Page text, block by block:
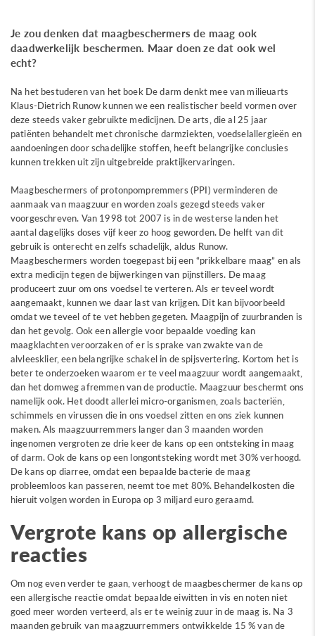
Je zou denken dat maagbeschermers de maag ook
daadwerkelijk beschermen. Maar doen ze dat ook wel
echt?
Na het bestuderen van het boek De darm denkt mee van milieuarts
Klaus-Dietrich Runow kunnen we een realistischer beeld vormen over
deze steeds vaker gebruikte medicijnen. De arts, die al 25 jaar
patiënten behandelt met chronische darmziekten, voedselallergieën en
aandoeningen door schadelijke stoffen, heeft belangrijke conclusies
kunnen trekken uit zijn uitgebreide praktijkervaringen.
Maagbeschermers of protonpompremmers (PPI) verminderen de
aanmaak van maagzuur en worden zoals gezegd steeds vaker
voorgeschreven. Van 1998 tot 2007 is in de westerse landen het
aantal dagelijks doses vijf keer zo hoog geworden. De helft van dit
gebruik is onterecht en zelfs schadelijk, aldus Runow.
Maagbeschermers worden toegepast bij een “prikkelbare maag” en als
extra medicijn tegen de bijwerkingen van pijnstillers. De maag
produceert zuur om ons voedsel te verteren. Als er teveel wordt
aangemaakt, kunnen we daar last van krijgen. Dit kan bijvoorbeeld
omdat we teveel of te vet hebben gegeten. Maagpijn of zuurbranden is
dan het gevolg. Ook een allergie voor bepaalde voeding kan
maagklachten veroorzaken of er is sprake van zwakte van de
alvleesklier, een belangrijke schakel in de spijsvertering. Kortom het is
beter te onderzoeken waarom er te veel maagzuur wordt aangemaakt,
dan het domweg afremmen van de productie. Maagzuur beschermt ons
namelijk ook. Het doodt allerlei micro-organismen, zoals bacteriën,
schimmels en virussen die in ons voedsel zitten en ons ziek kunnen
maken. Als maagzuurremmers langer dan 3 maanden worden
ingenomen vergroten ze drie keer de kans op een ontsteking in maag
of darm. Ook de kans op een longontsteking wordt met 30% verhoogd.
De kans op diarree, omdat een bepaalde bacterie de maag
probleemloos kan passeren, neemt toe met 80%. Behandelkosten die
hieruit volgen worden in Europa op 3 miljard euro geraamd.
Vergrote kans op allergische
reacties
Om nog even verder te gaan, verhoogt de maagbeschermer de kans op
een allergische reactie omdat bepaalde eiwitten in vis en noten niet
goed meer worden verteerd, als er te weinig zuur in de maag is. Na 3
maanden gebruik van maagzuurremmers ontwikkelde 15 % van de